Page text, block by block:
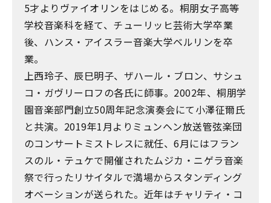
5才よりヴァイオリンをはじめる。桐朋女子高等
学校音楽科を経て、チューリッヒ芸術大学卒業
後、ハンス・アイスラー音楽大学ベルリンを卒
業。
上西玲子、辰巳明子、ザハール・ブロン、サシュ
コ・ガヴリーロフの各氏に師事。2002年、桐朋学
園音楽部門創立50周年記念演奏会にて小澤征爾氏
と共演。2019年1月よりミュンヘン放送管弦楽団
のコンサートミストレスに就任、6月にはフラン
スのル・テュケで開催されたムジカ・ニゲラ音楽
祭で行ったリサイタルで満場からスタンディング
オベーションが送られた。近年はチャリティ・コ